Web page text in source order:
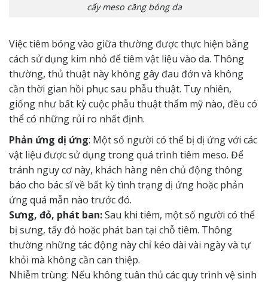
cấy meso căng bóng da
Việc tiêm bóng vào giữa thường được thực hiện bằng
cách sử dụng kim nhỏ để tiêm vật liệu vào da. Thông
thường, thủ thuật này không gây đau đớn và không
cần thời gian hồi phục sau phẫu thuật. Tuy nhiên,
giống như bất kỳ cuộc phẫu thuật thẩm mỹ nào, đều có
thể có những rủi ro nhất định.
Phản ứng dị ứng: Một số người có thể bị dị ứng với các
vật liệu được sử dụng trong quá trình tiêm meso. Để
tránh nguy cơ này, khách hàng nên chủ động thông
báo cho bác sĩ về bất kỳ tình trạng dị ứng hoặc phản
ứng quá mẫn nào trước đó.
Sưng, đỏ, phát ban:Sau khi tiêm, một số người có thể
bị sưng, tấy đỏ hoặc phát ban tại chỗ tiêm. Thông
thường những tác động này chỉ kéo dài vài ngày và tự
khỏi mà không cần can thiệp.
Nhiễm trùng: Nếu không tuân thủ các quy trình vệ sinh